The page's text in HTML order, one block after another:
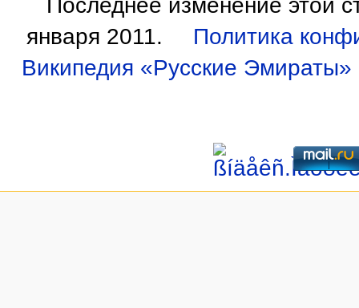
Последнее изменение этой
января 2011.
Политика
Википедия «Русские Эмираты»